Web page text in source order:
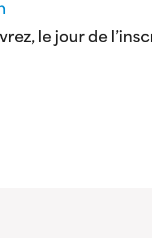
le jour de